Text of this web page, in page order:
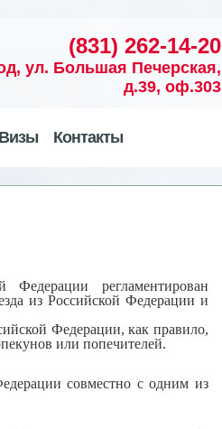
(831) 262-14-20
ул. Большая Печерская,
д.39, оф.303
Визы Контакты
регламентирован
из Российской Федерации и
Федерации, как правило,
или попечителей.
совместно с одним из